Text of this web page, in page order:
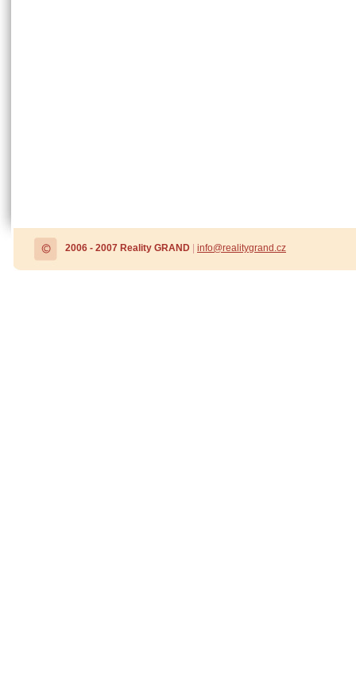
2006 - 2007 Reality GRAND info@realitygrand.cz